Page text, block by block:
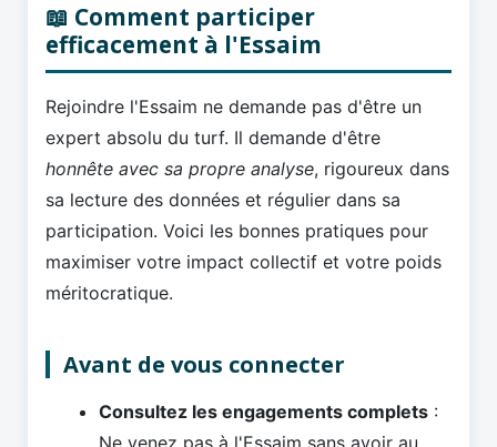
📖 Comment participer
efficacement à l'Essaim
Rejoindre l'Essaim ne demande pas d'être un
expert absolu du turf. Il demande d'être
honnête avec sa propre analyse, rigoureux dans
sa lecture des données et régulier dans sa
participation. Voici les bonnes pratiques pour
maximiser votre impact collectif et votre poids
méritocratique.
Avant de vous connecter
Consultez les engagements complets :